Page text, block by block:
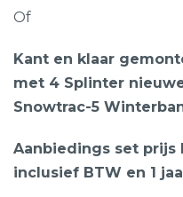
Of
Kant en klaar
met 4 Splinter
Snowtrac-5
Aanbiedings set prijs
inclusief BTW en 1